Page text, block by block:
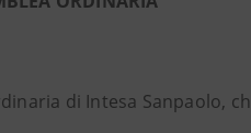
di Intesa Sanpaolo,